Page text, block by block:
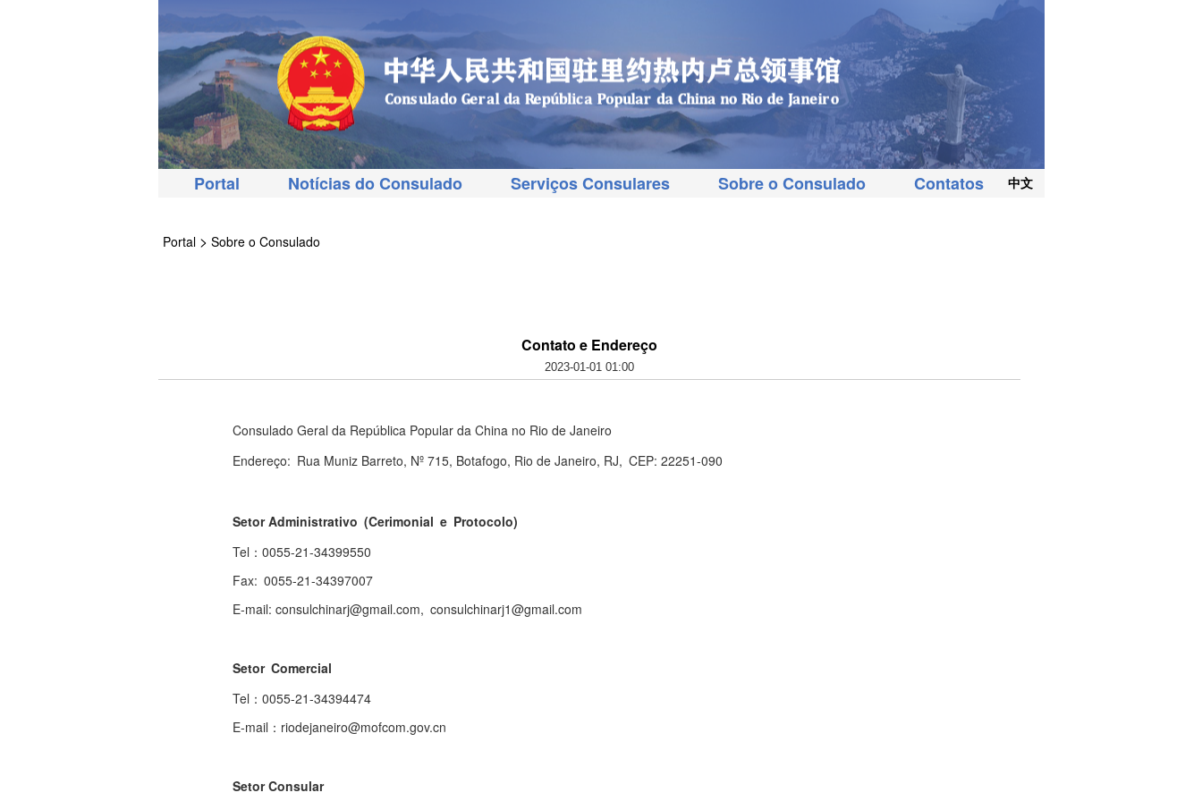
Portal Notícias do Consulado Serviços Consulares Sobre o Consulado Contatos 中文
Portal> Sobre o Consulado
Contato e Endereço
2023-01-01 01:00
Consulado Geral da República Popular da China no Rio de Janeiro
Endereço: Rua Muniz Barreto, Nº 715, Botafogo, Rio de Janeiro, RJ, CEP: 22251-090
Setor Administrativo (Cerimonial e Protocolo)
Tel：0055-21-34399550
Fax: 0055-21-34397007
E-mail: consulchinarj@gmail.com, consulchinarj1@gmail.com
Setor Comercial
Tel：0055-21-34394474
E-mail：riodejaneiro@mofcom.gov.cn
Setor Consular